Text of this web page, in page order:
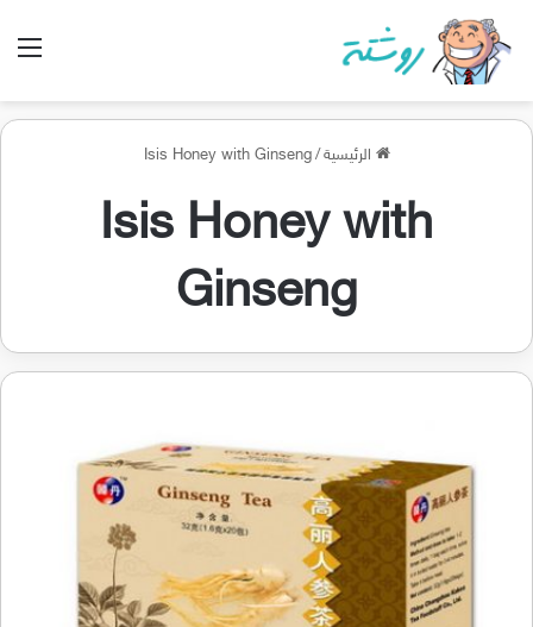
الرئيسية /
Isis Honey with Ginseng
Isis Honey with
Ginseng